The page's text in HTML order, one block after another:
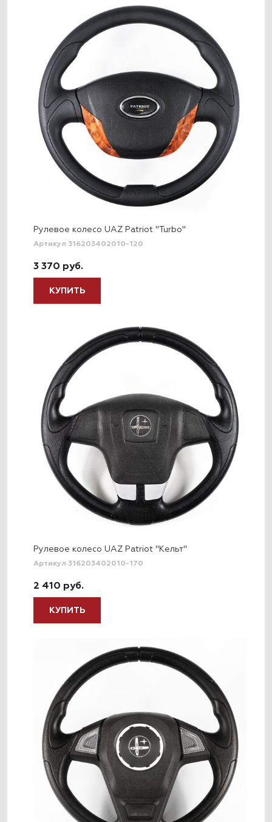
Рулевое колесо UAZ Patriot "Turbo"
Артикул 316203402010-120
3 370 руб.
КУПИТЬ
Рулевое колесо UAZ Patriot "Кельт"
Артикул 316203402010-170
2 410 руб.
КУПИТЬ